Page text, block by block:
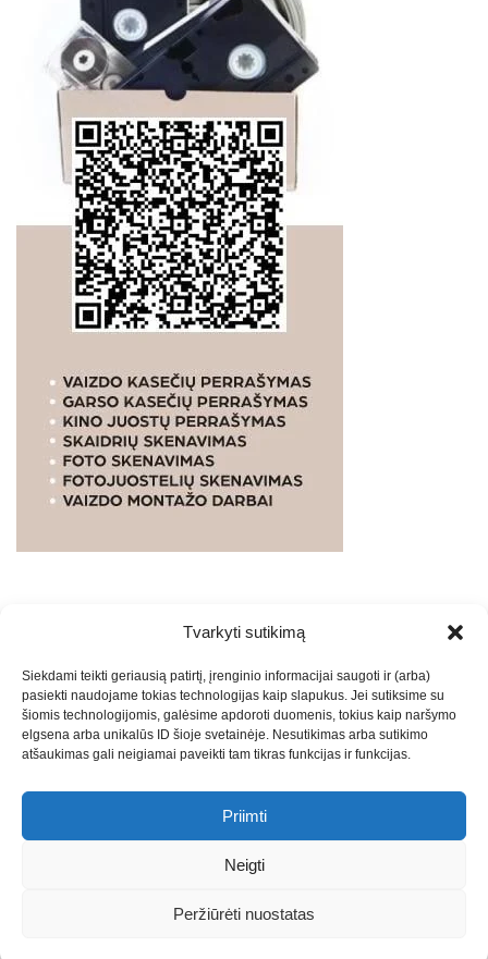
Tvarkyti sutikimą
Siekdami teikti geriausią patirtį, įrenginio informacijai saugoti ir (arba)
pasiekti naudojame tokias technologijas kaip slapukus. Jei sutiksime su
šiomis technologijomis, galėsime apdoroti duomenis, tokius kaip naršymo
elgsena arba unikalūs ID šioje svetainėje. Nesutikimas arba sutikimo
atšaukimas gali neigiamai paveikti tam tikras funkcijas ir funkcijas.
Priimti
Neigti
Peržiūrėti nuostatas
PASLAUGOS. SEO tekstų rašymas, turinio kūrimas,
straipsnių rašymas ir talpinimas į mūsų valdomas
svetaines.2026Armijai.LTTheme: Express News ByAdore
Themes.
Marketingo agentūra -Teisinės
-Saulius Narbutas
Regionų naujienos-